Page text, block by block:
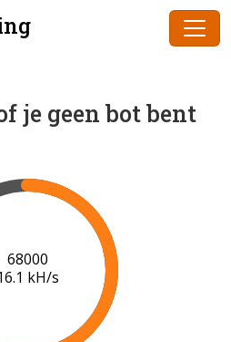
je geen bot bent
70000
kH/s